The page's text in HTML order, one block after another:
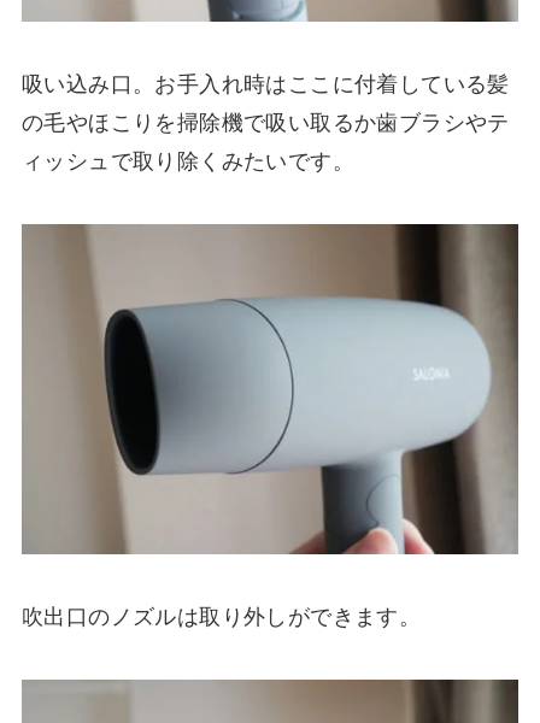
吸い込み口。お手入れ時はここに付着している髪
の毛やほこりを掃除機で吸い取るか歯ブラシやテ
ィッシュで取り除くみたいです。
吹出口のノズルは取り外しができます。